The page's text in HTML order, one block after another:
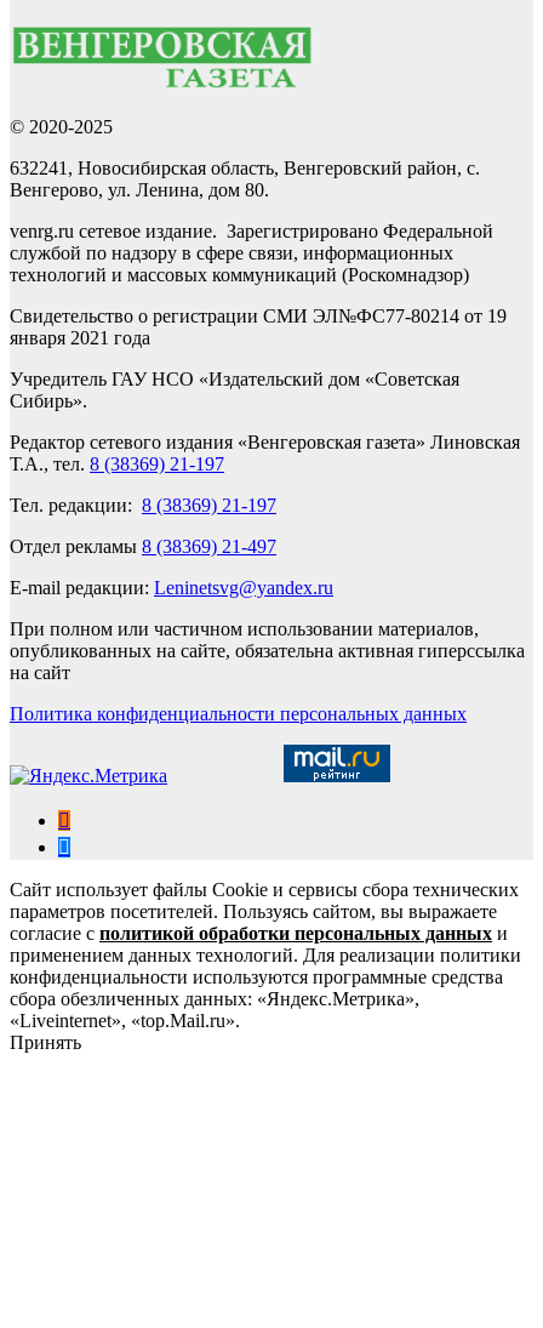
© 2020-2025
632241, Новосибирская область, Венгеровский район, с.
Венгерово, ул. Ленина, дом 80.
venrg.ru сетевое издание. Зарегистрировано Федеральной
службой по надзору в сфере связи, информационных
технологий и массовых коммуникаций (Роскомнадзор)
Свидетельство о регистрации СМИ ЭЛ№ФС77-80214 от 19
января 2021 года
Учредитель ГАУ НСО «Издательский дом «Советская
Сибирь».
Редактор сетевого издания «Венгеровская газета» Линовская
Т.А., тел. 8 (38369) 21-197
Тел. редакции: 8 (38369) 21-197
Отдел рекламы 8 (38369) 21-497
E-mail редакции: Leninetsvg@yandex.ru
При полном или частичном использовании материалов,
опубликованных на сайте, обязательна активная гиперссылка
на сайт
Политика конфиденциальности персональных данных
Сайт использует файлы Cookie и сервисы сбора технических
параметров посетителей. Пользуясь сайтом, вы выражаете
согласие с политикой обработки персональных данных и
применением данных технологий. Для реализации политики
конфиденциальности используются программные средства
сбора обезличенных данных: «Яндекс.Метрика»,
«Liveinternet», «top.Mail.ru».
Принять